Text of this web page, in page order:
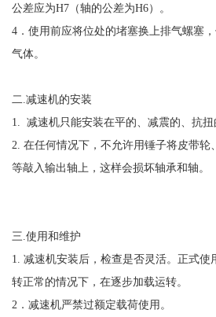
公差应为H7（轴的公差为H6）。
4．使用前应将位处的堵塞换上排气螺塞
气体。
二.减速机的安装
1. 减速机只能安装在平的、减震的、抗扭
2. 在任何情况下，不允许用锤子将皮带轮
等敲入输出轴上，这样会损坏轴承和轴。
三.使用和维护
1. 减速机安装后，检查是否灵活。正式使
转正常的情况下，在逐步加载运转。
2．减速机严禁过额定载荷使用。